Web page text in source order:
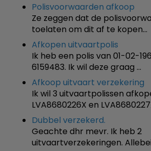
Polisvoorwaarden afkoop
Ze zeggen dat de
toelaten om dit af te kopen…
Afkopen uitvaartpolis
Ik heb een polis van 01-02-
6159483. Ik wil deze graag …
Afkoop uitvaart verzekering
Ik wil 3 uitvaartpolissen
LVA8680226X en
Dubbel verzekerd.
Geachte dhr mevr. Ik heb 2
uitvaartverzekeringen.